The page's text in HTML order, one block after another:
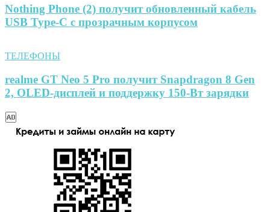
Nothing Phone (2) получит обновленный кабель
USB Type-C с прозрачным корпусом
ТЕЛЕФОНЫ
realme GT Neo 5 Pro получит Snapdragon 8 Gen
2, OLED-дисплей и поддержку 150-Вт зарядки